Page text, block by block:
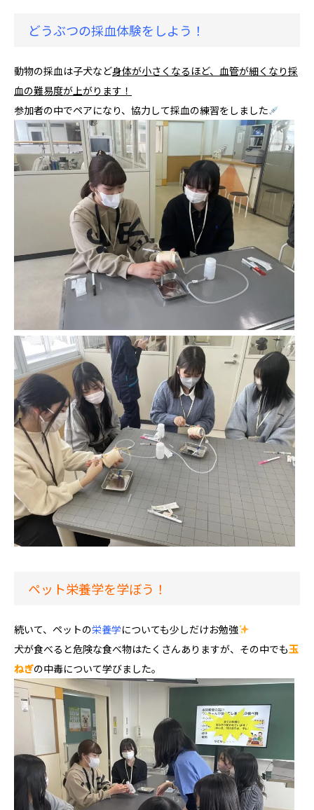
どうぶつの採血体験をしよう！
動物の採血は子犬など身体が小さくなるほど、血管が細くなり採
血の難易度が上がります！
参加者の中でペアになり、協力して採血の練習をしました
ペット栄養学を学ぼう！
続いて、ペットの栄養学についても少しだけお勉強
犬が食べると危険な食べ物はたくさんありますが、その中でも玉
ねぎの中毒について学びました。